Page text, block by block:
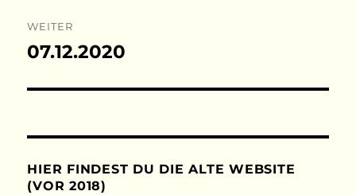
WEITER
Nächster
07.12.2020
HIER FINDEST DU DIE ALTE WEBSITE
(VOR 2018)